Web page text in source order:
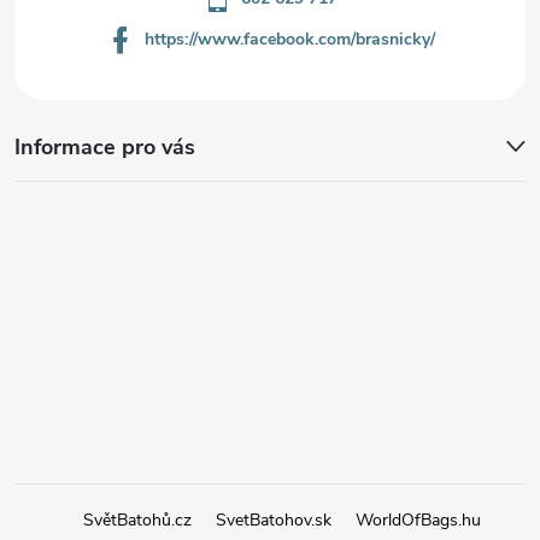
https://www.facebook.com/brasnicky/
Informace pro vás
SvětBatohů.cz SvetBatohov.sk WorldOfBags.hu